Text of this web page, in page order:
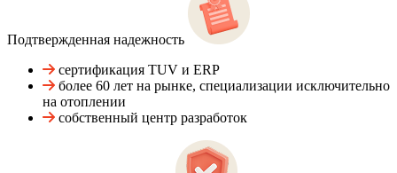
Подтвержденная надежность
сертификация TUV и ERP
более 60 лет на рынке, специализации исключительно
на отоплении
собственный центр разработок